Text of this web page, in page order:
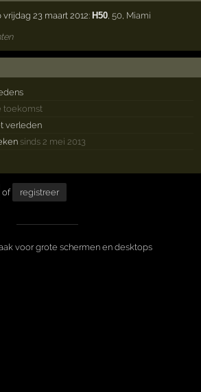
23 maart 2012:H50 ,50 Miami
toekomst
verleden
sinds 2 mei 2013
of registreer
voor grote schermen en desktops